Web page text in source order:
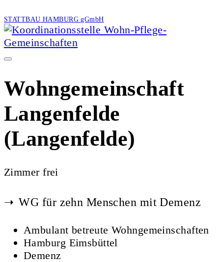
STATTBAU HAMBURG gGmbH
Wohngemeinschaft
Langenfelde
(Langenfelde)
Zimmer frei
WG für zehn Menschen mit Demenz
Ambulant betreute Wohngemeinschaften
Hamburg Eimsbüttel
Demenz